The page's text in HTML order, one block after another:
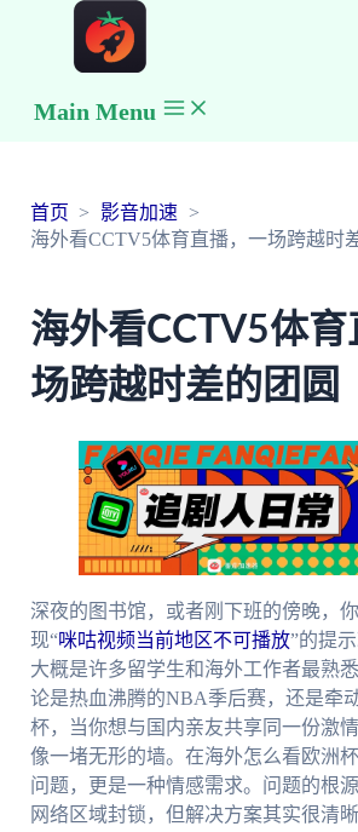
Main Menu
首页
影音加速
海外看CCTV5体育直播，一场跨越时
海外看CCTV5体
场跨越时差的团圆
深夜的图书馆，或者刚下班的傍晚，
现“咪咕视频当前地区不可播放”的提
大概是许多留学生和海外工作者最熟
论是热血沸腾的NBA季后赛，还是牵
杯，当你想与国内亲友共享同一份激
像一堵无形的墙。在海外怎么看欧洲
问题，更是一种情感需求。问题的根
网络区域封锁，但解决方案其实很清